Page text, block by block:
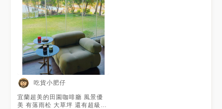
吃貨小肥仔
宜蘭超美的田園咖啡廳 風景優
美 有落雨松 大草坪 還有超級可